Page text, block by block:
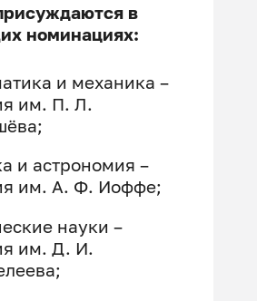
в
номинациях:
и механика –
им. П. Л.
и астрономия –
им. А. Ф. Иоффе;
науки –
им. Д. И.